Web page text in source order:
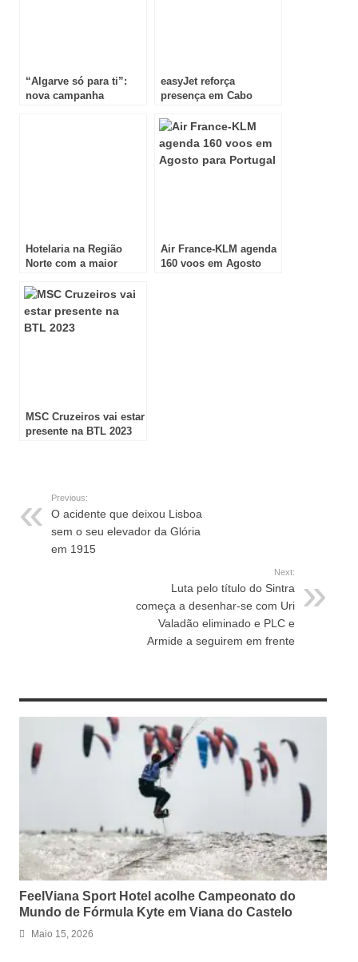
“Algarve só para ti”:
nova campanha
easyJet reforça
presença em Cabo
a partir de Lisboa e do
Porto
Hotelaria na Região
Norte com a maior
Air France-KLM agenda
160 voos em Agosto
MSC Cruzeiros vai estar
presente na BTL 2023
Previous:
O acidente que deixou Lisboa
sem o seu elevador da Glória
em 1915
Next:
Luta pelo título do Sintra
começa a desenhar-se com Uri
Valadão eliminado e PLC e
Armide a seguirem em frente
FeelViana Sport Hotel acolhe Campeonato do
Mundo de Fórmula Kyte em Viana do Castelo
Maio 15, 2026